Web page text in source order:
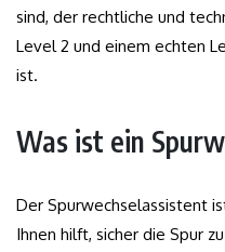
sind, der rechtliche und
Level 2 und einem echten
ist.
Was ist ein
Der Spurwechselassistent
Ihnen hilft, sicher die Spur